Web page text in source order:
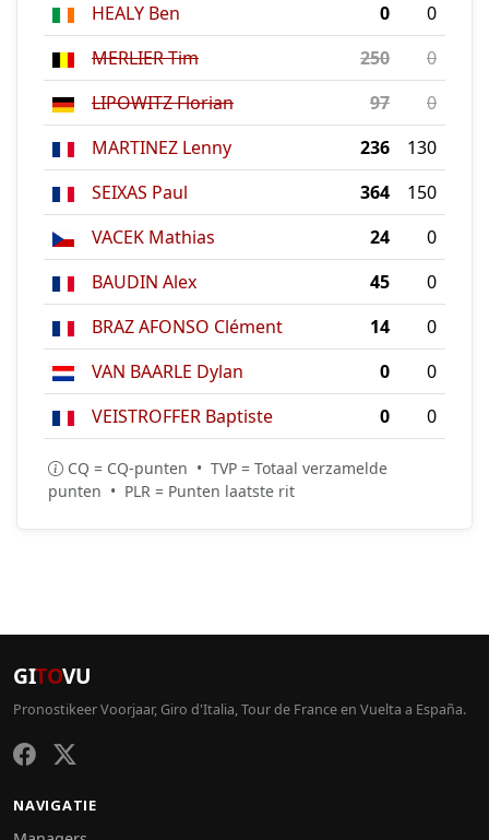
HEALY Ben
0
0
MERLIER Tim
250
0
LIPOWITZ Florian
97
0
MARTINEZ Lenny
236
130
SEIXAS Paul
364
150
VACEK Mathias
24
0
BAUDIN Alex
45
0
BRAZ AFONSO Clément
14
0
VAN BAARLE Dylan
0
0
VEISTROFFER Baptiste
0 0
CQ = CQ-punten • TVP = Totaal verzamelde
punten • PLR = Punten laatste rit
GITOVU
Pronostikeer Voorjaar, Giro d'Italia, Tour de France en Vuelta a España.
NAVIGATIE